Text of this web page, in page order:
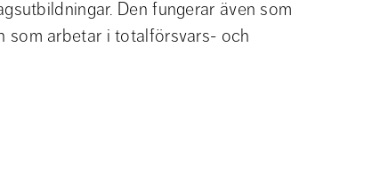
Den fungerar även som
som arbetar i totalförsvars- och